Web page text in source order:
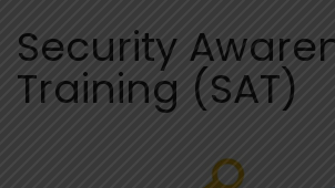
Security
Training (SAT)